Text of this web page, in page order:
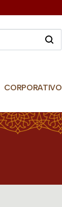
CORPORATIVO